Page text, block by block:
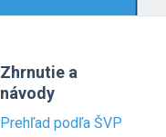
Zhrnutie a
návody
Prehľad podľa ŠVP